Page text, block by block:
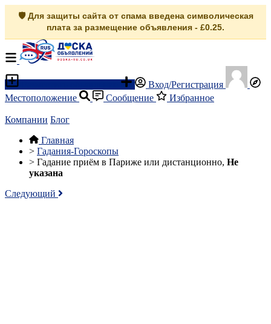
🛡️ Для защиты сайта от спама введена символическая
плата за размещение объявления - £0.25.
Вход/Регистрация
Местоположение
Сообщение Избранное
Компании Блог
Главная
> Гадания-Гороскопы
> Гадание приём в Париже или дистанционно, Не
указана
Следующий